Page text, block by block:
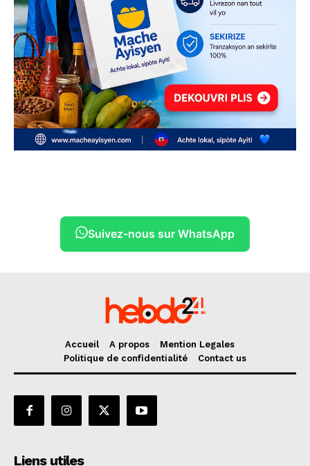
Suivez-nous sur WhatsApp
Accueil A propos
Mention Legales
Politique de confidentialité
Contact us
Liens utiles